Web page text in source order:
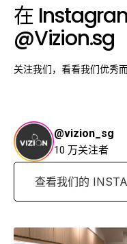
在
@Vizion.sg
关注我们，看看我们优秀
@vizion_sg
10 万关注者
查看我们的
查看我们的